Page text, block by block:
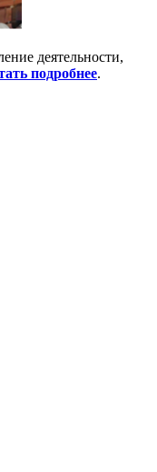
деятельности,
подробнее.